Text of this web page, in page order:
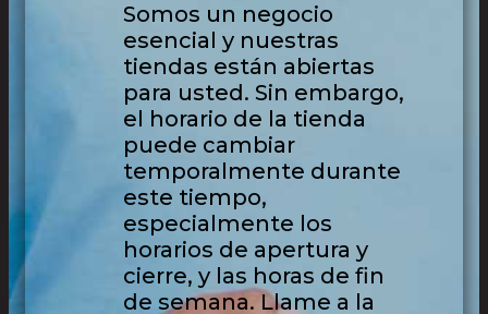
Somos un negocio
esencial y nuestras
tiendas están abiertas
para usted. Sin embargo,
el horario de la tienda
puede cambiar
temporalmente durante
este tiempo,
especialmente los
horarios de apertura y
cierre, y las horas de fin
de semana. Llame a la